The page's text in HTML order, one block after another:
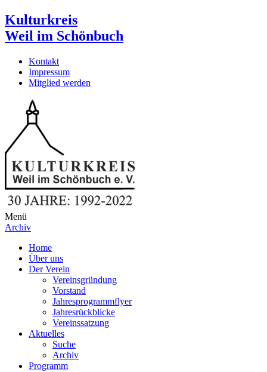
Kulturkreis
Weil im Schönbuch
Kontakt
Impressum
Mitglied werden
Menü
Archiv
Home
Über uns
Der Verein
Vereinsgründung
Vorstand
Jahresprogrammflyer
Jahresrückblicke
Vereinssatzung
Aktuelles
Suche
Archiv
Programm